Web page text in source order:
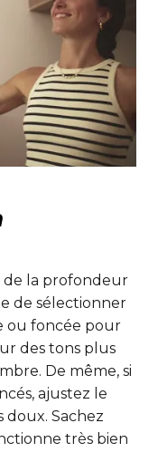
de la profondeur
de sélectionner
ou foncée pour
des tons plus
De même, si
ajustez le
doux. Sachez
très bien